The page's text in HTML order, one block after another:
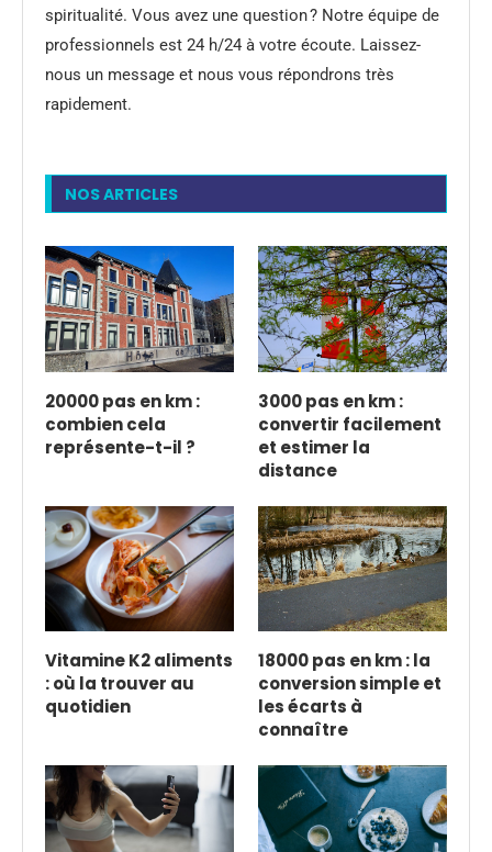
spiritualité. Vous avez une question ? Notre équipe de
professionnels est 24 h/24 à votre écoute. Laissez-
nous un message et nous vous répondrons très
rapidement.
NOS ARTICLES
20000 pas en km :
combien cela
représente-t-il ?
3000 pas en km :
convertir facilement
et estimer la
distance
Vitamine K2 aliments
: où la trouver au
quotidien
18000 pas en km : la
conversion simple et
les écarts à
connaître